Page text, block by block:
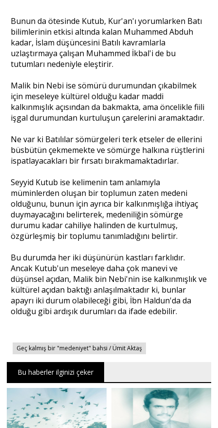
Bunun da ötesinde Kutub, Kur'an'ı yorumlarken Batı
bilimlerinin etkisi altında kalan Muhammed Abduh
kadar, İslam düşüncesini Batılı kavramlarla
uzlaştırmaya çalışan Muhammed İkbal'i de bu
tutumları nedeniyle eleştirir.
Malik bin Nebi ise sömürü durumundan çıkabilmek
için meseleye kültürel olduğu kadar maddi
kalkınmışlık açısından da bakmakta, ama öncelikle fiili
işgal durumundan kurtuluşun çarelerini aramaktadır.
Ne var ki Batılılar sömürgeleri terk etseler de ellerini
büsbütün çekmemekte ve sömürge halkına rüştlerini
ispatlayacakları bir fırsatı bırakmamaktadırlar.
Seyyid Kutub ise kelimenin tam anlamıyla
müminlerden oluşan bir toplumun zaten medeni
olduğunu, bunun için ayrıca bir kalkınmışlığa ihtiyaç
duymayacağını belirterek, medeniliğin sömürge
durumu kadar cahiliye halinden de kurtulmuş,
özgürleşmiş bir toplumu tanımladığını belirtir.
Bu durumda her iki düşünürün kastları farklıdır.
Ancak Kutub'un meseleye daha çok manevi ve
düşünsel açıdan, Malik bin Nebi'nin ise kalkınmışlık ve
kültürel açıdan baktığı anlaşılmaktadır ki, bunlar
apayrı iki durum olabileceği gibi, İbn Haldun'da da
olduğu gibi ardışık durumları da ifade edebilir.
Geç kalmış bir "medeniyet" bahsi / Ümit Aktaş
Bu haberler ilginizi çeker